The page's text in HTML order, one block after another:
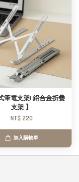
筆電支架| 鋁合金折疊
支架 】
NT$ 220
加入購物車